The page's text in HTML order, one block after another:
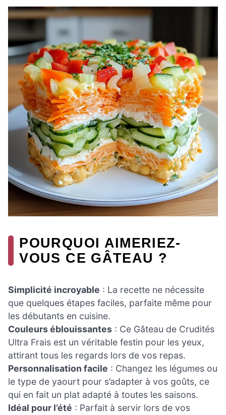
POURQUOI AIMERIEZ-
VOUS CE GÂTEAU ?
Simplicité incroyable : La recette ne nécessite
que quelques étapes faciles, parfaite même pour
les débutants en cuisine.
Couleurs éblouissantes : Ce Gâteau de Crudités
Ultra Frais est un véritable festin pour les yeux,
attirant tous les regards lors de vos repas.
Personnalisation facile : Changez les légumes ou
le type de yaourt pour s’adapter à vos goûts, ce
qui en fait un plat adapté à toutes les saisons.
Idéal pour l’été : Parfait à servir lors de vos